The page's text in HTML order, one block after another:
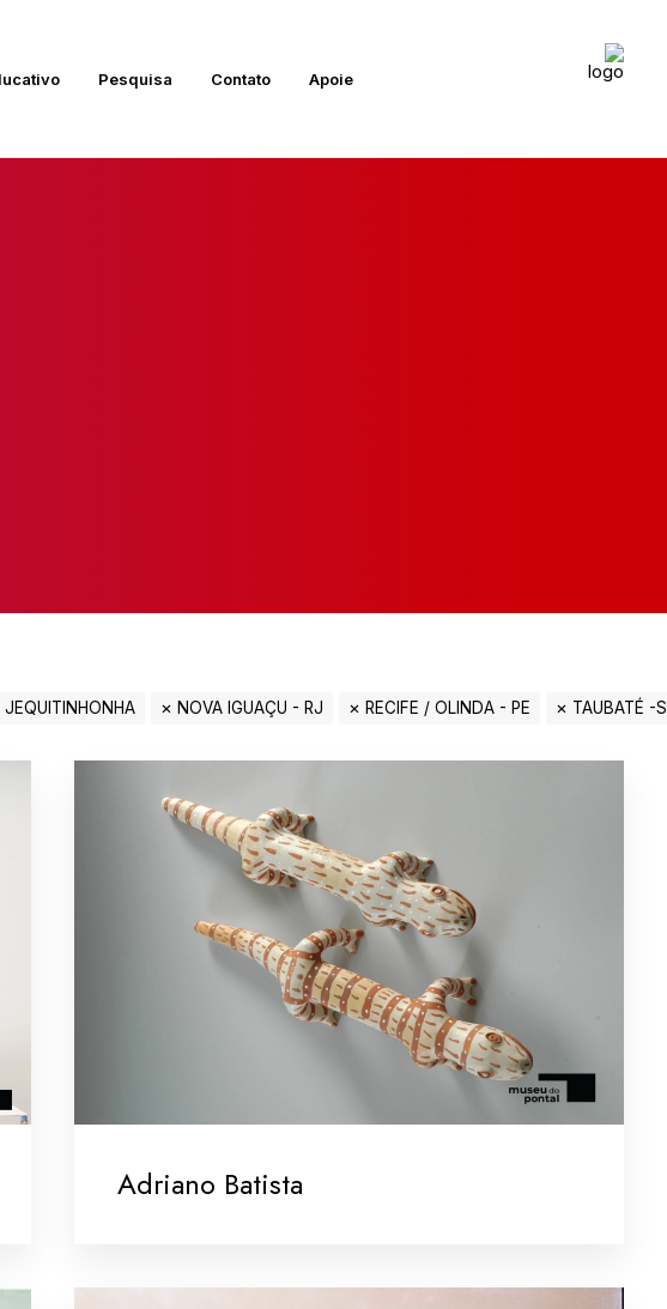
Pesquisa Contato Apoie
JEQUITINHONHA NOVA IGUAÇU - RJ RECIFE / OLINDA - PE TAUBATÉ -
Adriano Batista